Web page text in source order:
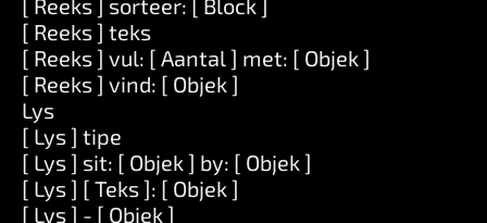
[ Reeks ] sorteer: [ Block ]
[ Reeks ] teks
[ Reeks ] vul: [ Aantal ] met: [ Objek ]
[ Reeks ] vind: [ Objek ]
Lys
[ Lys ] tipe
[ Lys ] sit: [ Objek ] by: [ Objek ]
[ Lys ] [ Teks ]: [ Objek ]
[ Lys ] - [ Objek ]